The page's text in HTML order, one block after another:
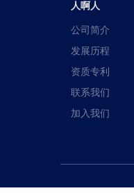
人啊人
公司简介
发展历程
资质专利
联系我们
加入我们